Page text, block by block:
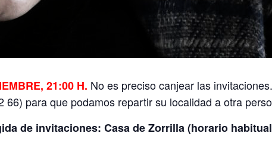
21:00 H. No es preciso canjear las
para que podamos repartir su localidad a otra
de invitaciones: Casa de Zorrilla (horario